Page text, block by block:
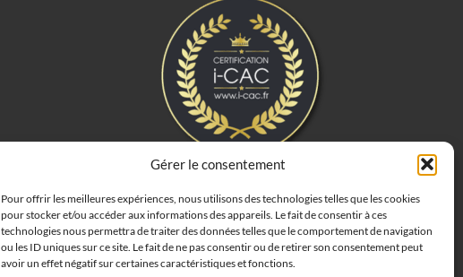
Gérer le consentement
Pour offrir les meilleures expériences, nous utilisons des technologies telles que les cookies
pour stocker et/ou accéder aux informations des appareils. Le fait de consentir à ces
technologies nous permettra de traiter des données telles que le comportement de navigation
ou les ID uniques sur ce site. Le fait de ne pas consentir ou de retirer son consentement peut
avoir un effet négatif sur certaines caractéristiques et fonctions.